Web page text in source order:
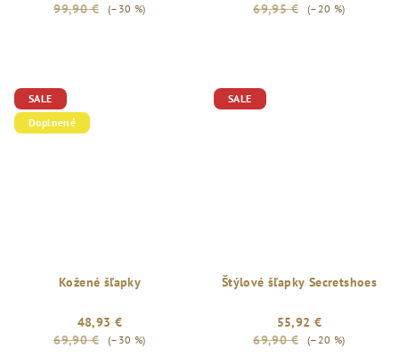
99,90 €
(–30 %)
69,95 €
(–20 %)
SALE
Doplnené
Kožené šľapky
48,93 €
69,90 €
(–30 %)
SALE
Štýlové šľapky Secretshoes
55,92 €
69,90 €
(–20 %)